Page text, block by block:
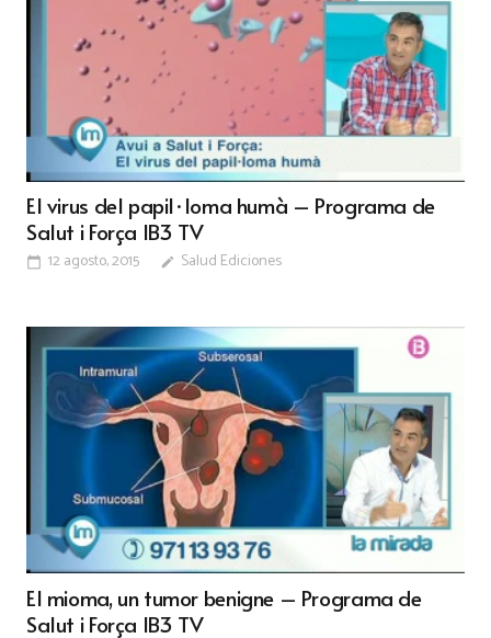
El virus del papil·loma humà – Programa de
Salut i Força IB3 TV
calendar_today 12 agosto, 2015 edit Salud Ediciones
El mioma, un tumor benigne – Programa de
Salut i Força IB3 TV